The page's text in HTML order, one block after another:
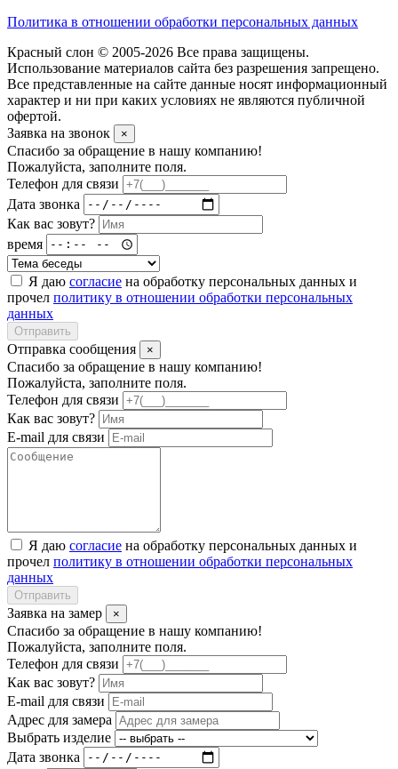
Политика в отношении обработки персональных данных
Красный слон © 2005-2026 Все права защищены.
Использование материалов сайта без разрешения запрещено.
Все представленные на сайте данные носят информационный
характер и ни при каких условиях не являются публичной
офертой.
Заявка на звонок
×
Спасибо за обращение в нашу компанию!
Пожалуйста, заполните поля.
Телефон для связи
Дата звонка
Как вас зовут?
время
Я даю согласие на обработку персональных данных и
прочел политику в отношении обработки персональных
данных
Отправить
Отправка сообщения ×
Спасибо за обращение в нашу компанию!
Пожалуйста, заполните поля.
Телефон для связи
Как вас зовут?
E-mail для связи
Я даю согласие на обработку персональных данных и
прочел политику в отношении обработки персональных
данных
Отправить
Заявка на замер ×
Спасибо за обращение в нашу компанию!
Пожалуйста, заполните поля.
Телефон для связи
Как вас зовут?
E-mail для связи
Адрес для замера
Выбрать изделие
Дата звонка